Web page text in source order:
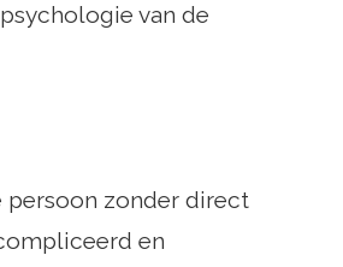
van de
persoon zonder direct
en